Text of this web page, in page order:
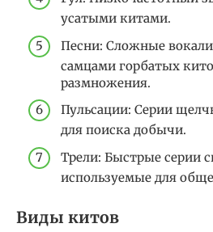
усатыми китами.
Песни: Сложные
самцами горбатых
размножения.
Пульсации: Серии
для поиска добычи.
Трели: Быстрые серии
используемые для
Виды китов